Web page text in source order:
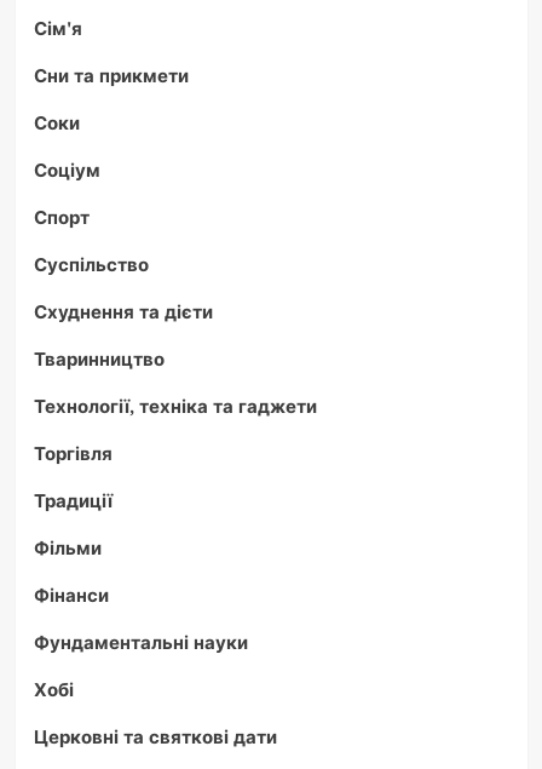
Сім'я
Сни та прикмети
Соки
Соціум
Спорт
Суспільство
Схуднення та дієти
Тваринництво
Технології, техніка та гаджети
Торгівля
Традиції
Фільми
Фінанси
Фундаментальні науки
Хобі
Церковні та святкові дати